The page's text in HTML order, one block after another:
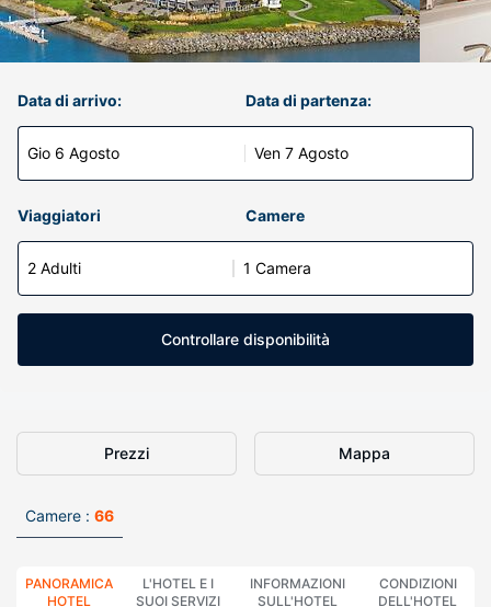
Data di arrivo:
Gio 6 Agosto
Data di partenza:
Ven 7 Agosto
Viaggiatori Camere
2 Adulti 1 Camera
Controllare disponibilità
Prezzi Mappa
Camere : 66
PANORAMICA
HOTEL
L'HOTEL E I
SUOI SERVIZI
INFORMAZIONI
SULL'HOTEL
CONDIZIONI
DELL'HOTEL